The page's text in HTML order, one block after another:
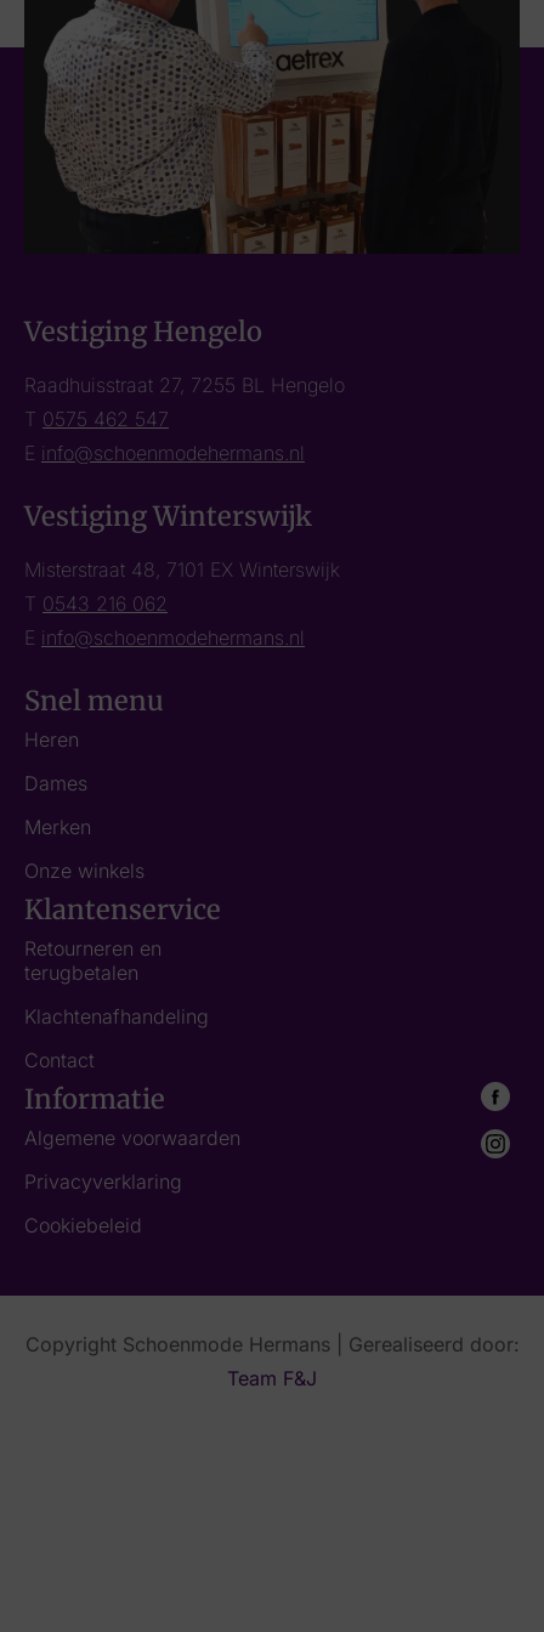
Vestiging Hengelo
Raadhuisstraat 27, 7255 BL Hengelo
T 0575 462 547
E info@schoenmodehermans.nl
Vestiging Winterswijk
Misterstraat 48, 7101 EX Winterswijk
T 0543 216 062
E info@schoenmodehermans.nl
Snel menu
Heren
Dames
Merken
Onze winkels
Klantenservice
Retourneren en
terugbetalen
Klachtenafhandeling
Contact
Informatie
Algemene voorwaarden
Privacyverklaring
Cookiebeleid
Copyright Schoenmode Hermans | Gerealiseerd door:
Team F&J